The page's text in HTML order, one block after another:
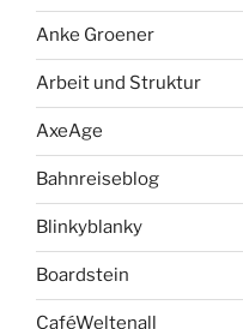
Anke Groener
Arbeit und Struktur
AxeAge
Bahnreiseblog
Blinkyblanky
Boardstein
CaféWeltenall